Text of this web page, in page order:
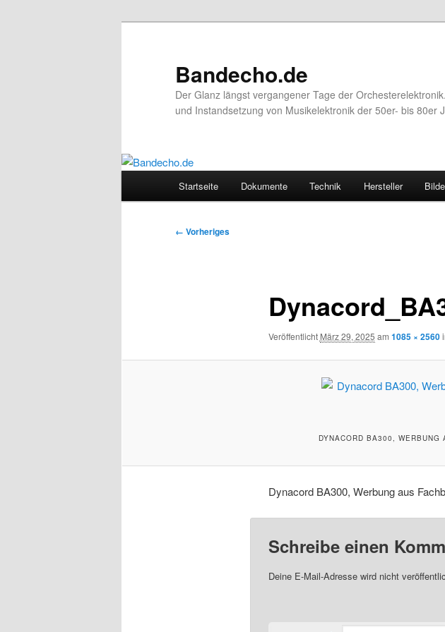
Bandecho.de
Der Glanz längst vergangener Tage der
und Instandsetzung von Musikelektronik der 50er- bis 80er
Startseite Dokumente Technik Hersteller
Bilder-
← Vorheriges
Veröffentlicht März 29, 2025 am 1085 × 2560
DYNACORD BA300,
Dynacord BA300, Werbung aus
Schreibe einen
Deine E-Mail-Adresse wird nicht